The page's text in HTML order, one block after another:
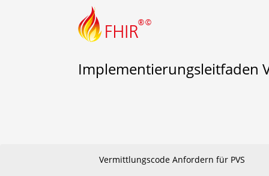
Implementierungsleitfaden
Vermittlungscode Anfordern für PVS